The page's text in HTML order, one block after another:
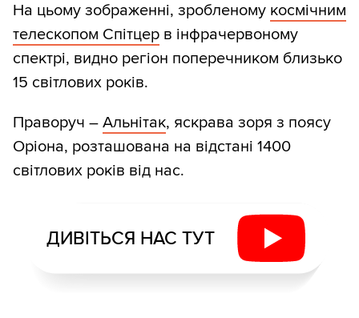
На цьому зображенні, зробленому космічним
телескопом Спітцер в інфрачервоному
спектрі, видно регіон поперечником близько
15 світлових років.
Праворуч – Альнітак, яскрава зоря з поясу
Оріона, розташована на відстані 1400
світлових років від нас.
ДИВІТЬСЯ НАС ТУТ